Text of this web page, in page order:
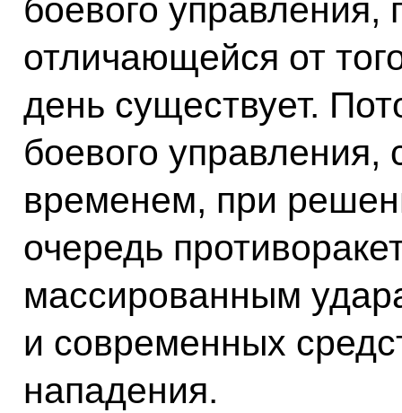
боевого управления,
отличающейся от
день существует.
боевого
временем, при
очередь
массированным
и современных
нападения.